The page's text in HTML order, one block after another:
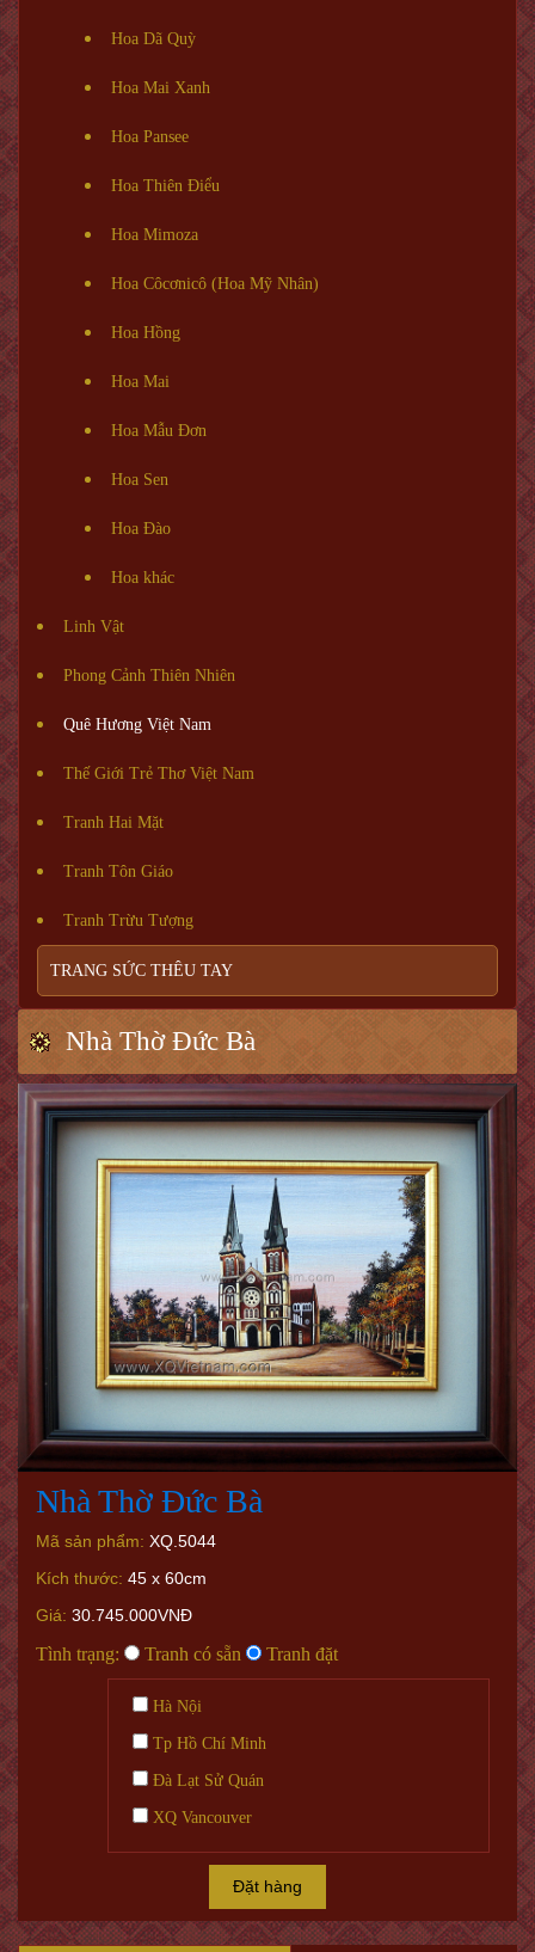
Hoa Dã Quỳ
Hoa Mai Xanh
Hoa Pansee
Hoa Thiên Điểu
Hoa Mimoza
Hoa Côcơnicô (Hoa Mỹ Nhân)
Hoa Hồng
Hoa Mai
Hoa Mẫu Đơn
Hoa Sen
Hoa Đào
Hoa khác
Linh Vật
Phong Cảnh Thiên Nhiên
Quê Hương Việt Nam
Thế Giới Trẻ Thơ Việt Nam
Tranh Hai Mặt
Tranh Tôn Giáo
Tranh Trừu Tượng
TRANG SỨC THÊU TAY
Nhà Thờ Đức Bà
Nhà Thờ Đức Bà
Mã sản phẩm: XQ.5044
Kích thước: 45 x 60cm
Giá: 30.745.000VNĐ
Tình trạng: Tranh có sẵn Tranh đặt
Hà Nội
Tp Hồ Chí Minh
Đà Lạt Sử Quán
XQ Vancouver
Đặt hàng